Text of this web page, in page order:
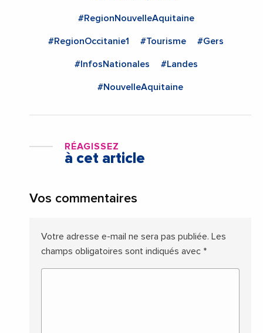
#RegionNouvelleAquitaine
#RegionOccitanie1 #Tourisme #Gers
#InfosNationales #Landes
#NouvelleAquitaine
RÉAGISSEZ
à cet article
Vos commentaires
Votre adresse e-mail ne sera pas publiée. Les
champs obligatoires sont indiqués avec *